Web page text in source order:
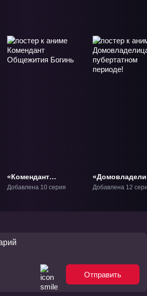
«Комендант
Общежития Богинь»
Добавлена 10 серия
пубертатном
Добавлена 12
Отправить